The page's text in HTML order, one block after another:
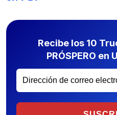
Recibe los 10
PRÓSPERO en